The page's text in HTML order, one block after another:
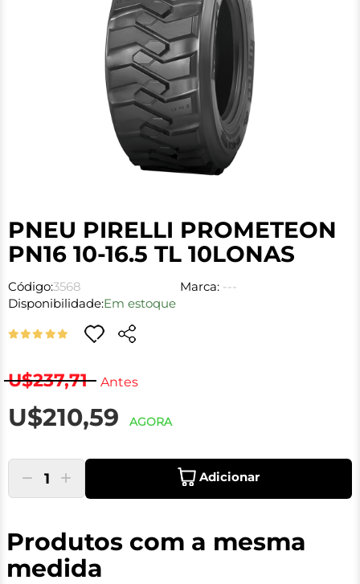
PNEU PIRELLI PROMETEON
PN16 10-16.5 TL 10LONAS
Código:3568 Marca: ---
Disponibilidade:Em estoque
U$237,71 Antes
U$210,59 AGORA
1 Adicionar
Produtos com a mesma
medida